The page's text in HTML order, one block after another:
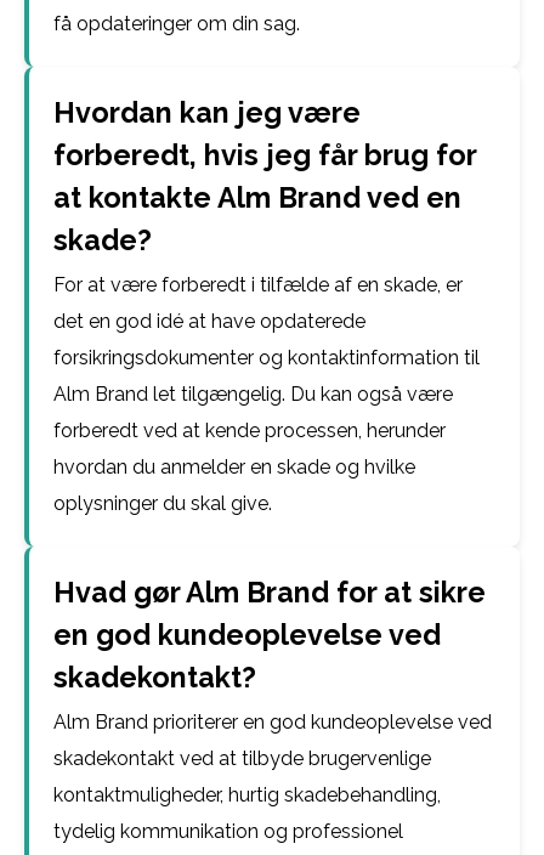
få opdateringer om din sag.
Hvordan kan jeg være
forberedt, hvis jeg får brug for
at kontakte Alm Brand ved en
skade?
For at være forberedt i tilfælde af en skade, er
det en god idé at have opdaterede
forsikringsdokumenter og kontaktinformation til
Alm Brand let tilgængelig. Du kan også være
forberedt ved at kende processen, herunder
hvordan du anmelder en skade og hvilke
oplysninger du skal give.
Hvad gør Alm Brand for at sikre
en god kundeoplevelse ved
skadekontakt?
Alm Brand prioriterer en god kundeoplevelse ved
skadekontakt ved at tilbyde brugervenlige
kontaktmuligheder, hurtig skadebehandling,
tydelig kommunikation og professionel